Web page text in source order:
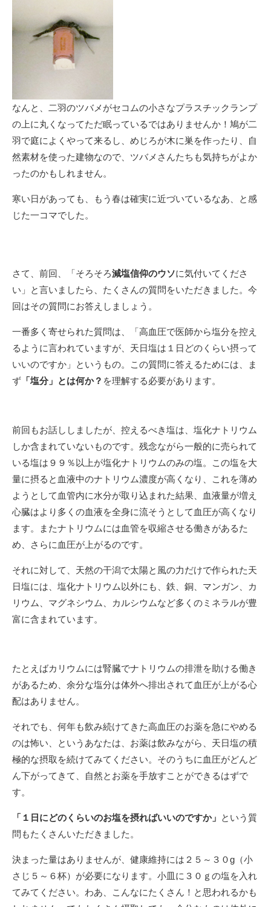
なんと、二羽のツバメがセコムの小さなプラスチックランプ
の上に丸くなってただ眠っているではありませんか！鳩が二
羽で庭によくやって来るし、めじろが木に巣を作ったり、自
然素材を使った建物なので、ツバメさんたちも気持ちがよか
ったのかもしれません。
寒い日があっても、もう春は確実に近づいているなあ、と感
じた一コマでした。
さて、前回、「そろそろ減塩信仰のウソに気付いてくださ
い」と言いましたら、たくさんの質問をいただきました。今
回はその質問にお答えしましょう。
一番多く寄せられた質問は、「高血圧で医師から塩分を控え
るように言われていますが、天日塩は１日どのくらい摂って
いいのですか」というもの。この質問に答えるためには、ま
ず 「塩分」とは何か？ を理解する必要があります。
前回もお話ししましたが、控えるべき塩は、塩化ナトリウム
しか含まれていないものです。残念ながら一般的に売られて
いる塩は９９％以上が塩化ナトリウムのみの塩。この塩を大
量に摂ると血液中のナトリウム濃度が高くなり、これを薄め
ようとして血管内に水分が取り込まれた結果、血液量が増え
心臓はより多くの血液を全身に流そうとして血圧が高くなり
ます。またナトリウムには血管を収縮させる働きがあるた
め、さらに血圧が上がるのです。
それに対して、天然の干潟で太陽と風の力だけで作られた天
日塩には、塩化ナトリウム以外にも、鉄、銅、マンガン、カ
リウム、マグネシウム、カルシウムなど多くのミネラルが豊
富に含まれています。
たとえばカリウムには腎臓でナトリウムの排泄を助ける働き
があるため、余分な塩分は体外へ排出されて血圧が上がる心
配はありません。
それでも、何年も飲み続けてきた高血圧のお薬を急にやめる
のは怖い、というあなたは、お薬は飲みながら、天日塩の積
極的な摂取を続けてみてください。そのうちに血圧がどんど
ん下がってきて、自然とお薬を手放すことができるはずで
す。
「１日にどのくらいのお塩を摂ればいいのですか」 という質
問もたくさんいただきました。
決まった量はありませんが、健康維持には２５～３０g（小
さじ５～６杯）が必要になります。小皿に３０ｇの塩を入れ
てみてください。わあ、こんなにたくさん！と思われるかも